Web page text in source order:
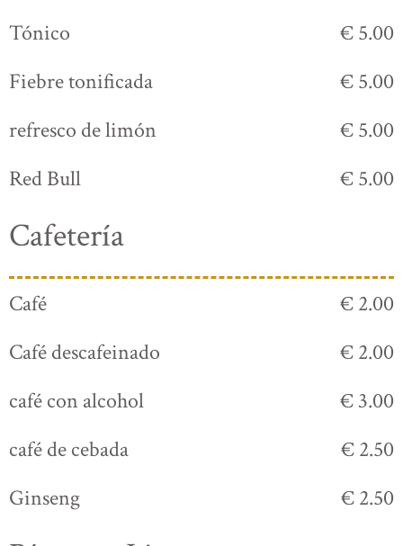
Tónico
€ 5.00
Fiebre tonificada
€ 5.00
refresco de limón
€ 5.00
Red Bull
€ 5.00
Cafetería
Café
€ 2.00
Café descafeinado
€ 2.00
café con alcohol
€ 3.00
café de cebada
€ 2.50
Ginseng
€ 2.50